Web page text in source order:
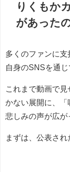
りくもか
があった
多くのファンに支
自身のSNSを通じ
これまで動画で
かない展開に、「
悲しみの声が広が
まずは、公表され